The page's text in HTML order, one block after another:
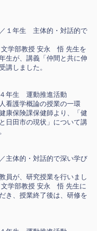
１年生 主体的・対話的で
学部教授 安永 悟 先生を
生が、講義「仲間と共に伸
講しました。
年生 運動推進活動
護学概論の授業の一環
康保険課保健師より、「健
日田市の現状」について講
主体的・対話的で深い学び
が、研究授業を行いまし
文学部教授 安永 悟 先生に
き、授業終了後は、研修を